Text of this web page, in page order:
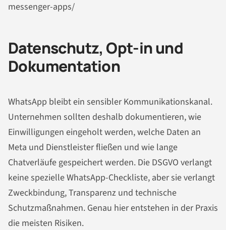
messenger-apps/
Datenschutz, Opt-in und
Dokumentation
WhatsApp bleibt ein sensibler Kommunikationskanal.
Unternehmen sollten deshalb dokumentieren, wie
Einwilligungen eingeholt werden, welche Daten an
Meta und Dienstleister fließen und wie lange
Chatverläufe gespeichert werden. Die DSGVO verlangt
keine spezielle WhatsApp-Checkliste, aber sie verlangt
Zweckbindung, Transparenz und technische
Schutzmaßnahmen. Genau hier entstehen in der Praxis
die meisten Risiken.